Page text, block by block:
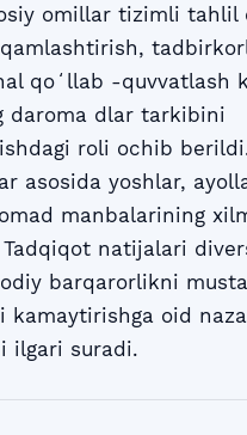
omillar tizimli tahlil
qoʻllab -quvvatlash
daroma dlar tarkibini
roli ochib
asosida yoshlar,
manbalarining
natijalari
barqarorlikni
kamaytirishga oid
ilgari suradi.